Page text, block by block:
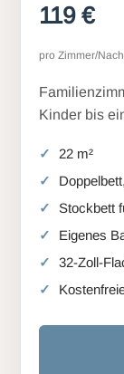
119 €
pro Zimmer/
Kinder bis
22 m²
Stockbett
Eigenes
32-Zoll-